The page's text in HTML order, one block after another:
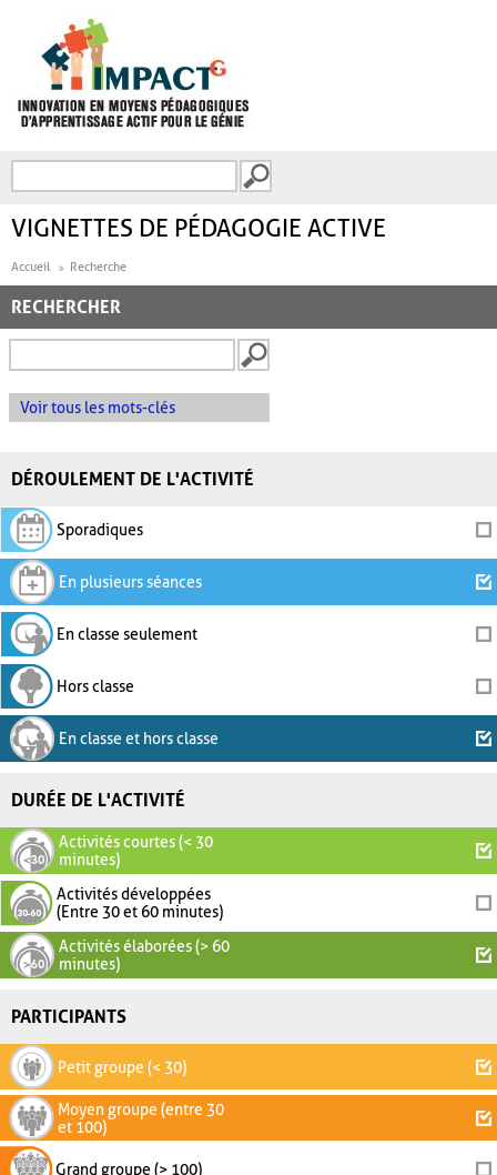
FORMULAIRE DE
VIGNETTES DE PÉDAGOGIE ACTIVE
Accueil Recherche
RECHERCHER
Voir tous les mots-clés
DÉROULEMENT DE L'ACTIVITÉ
Sporadiques
En plusieurs séances
En classe seulement
Hors classe
En classe et hors classe
DURÉE DE L'ACTIVITÉ
Activités courtes (< 30
minutes)
Activités développées
(Entre 30 et 60 minutes)
Activités élaborées (> 60
minutes)
PARTICIPANTS
Petit groupe (< 30)
Moyen groupe (entre 30
et 100)
Grand groupe (> 100)